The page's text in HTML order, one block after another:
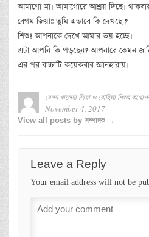
আমাগো মা। আমাগোরে আশ্রয় দিছে।
বেগম জিয়াঃ তুমি এভাবে কি দেখছো?
শিশুঃ আপনাকে দেখে আমার ভয় হচ্ছে।
এটা আপনি কি পড়ছেন? আপনারে কেমন
এর পর বাচ্চাটি কয়েকবার জ্ঞানহারায়।
বেগম খালেদা জিয়া ও রোহিঙ্গা শিশুর
November 4, 2017
View all posts by সম্পাদক →
Leave a Reply
Your email address will not be